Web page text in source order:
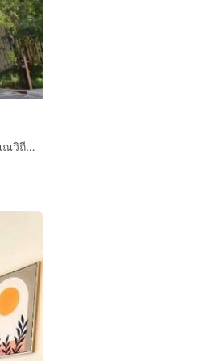
คอนโดมิเนียม 25.95 ตร.ม. เดอะไพรเวซี่ สุขุมวิท101 ใกล้ BTSปุณณวิถี ซอยสุขุมวิท101 (ซอยปุณณวิถี16) ถนนสุขุมวิท ถนนซอยสุขุมวิท101 เขตพระโขนง